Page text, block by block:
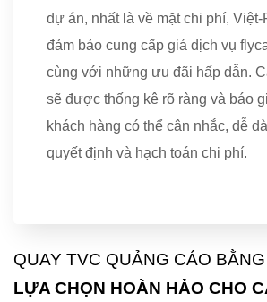
dự án, nhất là về mặt chi phí, Việt-
đảm bảo cung cấp giá dịch vụ
cùng với những ưu đãi hấp dẫn.
sẽ được thống kê rõ ràng và báo
khách hàng có thể cân nhắc, dễ
quyết định và hạch toán chi phí.
QUAY TVC QUẢNG CÁO
LỰA CHỌN HOÀN HẢO CHO